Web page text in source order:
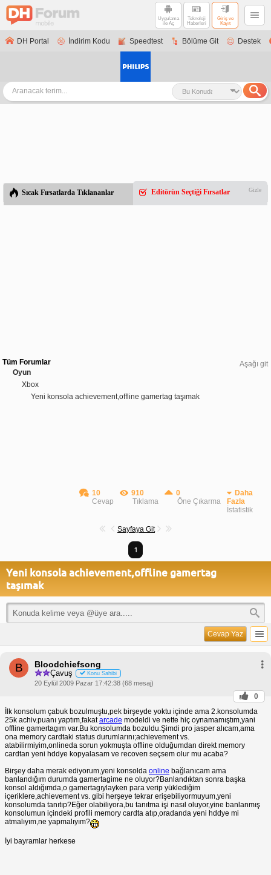
Uygulama
ile Aç
Teknoloji
Haberleri
Giriş ve
Kayıt
DH Portal İndirim Kodu Speedtest Bölüme Git Destek
Sıcak Fırsatlarda Tıklananlar Editörün Seçtiği Fırsatlar Gizle
Aşağı git
Tüm Forumlar
Oyun
Xbox
Yeni konsola achievement,offline gamertag taşımak
10
Cevap
910
Tıklama
0
Öne Çıkarma
Daha
Fazla
İstatistik
Sayfaya Git
1
Yeni konsola achievement,offline gamertag
taşımak
Cevap Yaz
B Bloodchiefsong
Çavuş Konu Sahibi
20 Eylül 2009 Pazar 17:42:38 (68 mesaj)
0
İlk konsolum çabuk bozulmuştu,pek birşeyde yoktu içinde ama 2.konsolumda
25k achiv.puanı yaptım,fakatarcade modeldi ve nette hiç oynamamıştım,yani
offline gamertagım var.Bu konsolumda bozuldu.Şimdi pro jasper alıcam,ama
ona memory cardtaki status durumlarını;achievement vs.
atabilirmiyim,onlineda sorun yokmuşta offline olduğumdan direkt memory
cardtan yeni hddye kopyalasam ve recoverı seçsem olur mu acaba?
Birşey daha merak ediyorum,yeni konsolda online bağlanıcam ama
banlandığım durumda gamertagime ne oluyor?Banlandıktan sonra başka
konsol aldığımda,o gamertagıylayken para verip yüklediğim
içeriklere,achievement vs. gibi herşeye tekrar erişebiliyormuyum,yeni
konsolumda tanıtıp?Eğer olabiliyora,bu tanıtma işi nasıl oluyor,yine banlanmış
konsolumun içindeki profili memory cardta atıp,oradanda yeni hddye mi
atmalıyım,ne yapmalıyım?
İyi bayramlar herkese